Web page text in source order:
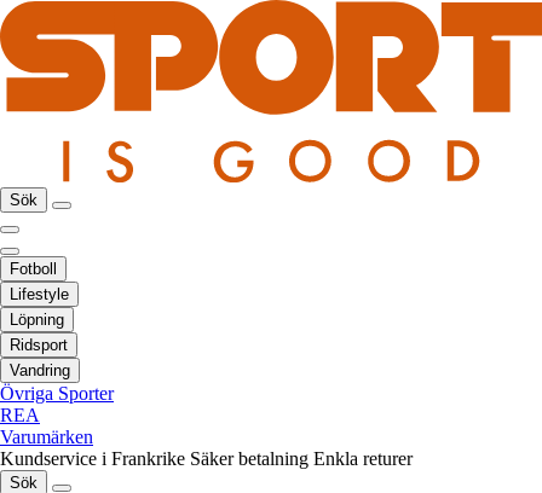
Sök
Fotboll
Lifestyle
Löpning
Ridsport
Vandring
Övriga Sporter
REA
Varumärken
Kundservice i Frankrike Säker betalning Enkla returer
Sök